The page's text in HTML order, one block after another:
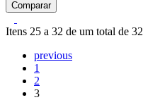
Comparar
Itens 25 a 32 de um total de 32
previous
1
2
3